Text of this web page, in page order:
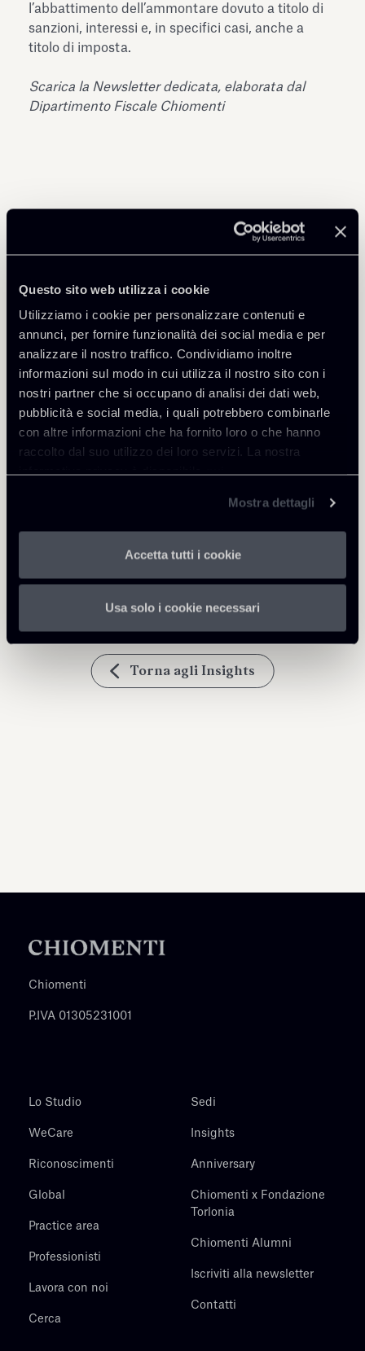
Questo sito web utilizza i cookie
Utilizziamo i cookie per personalizzare contenuti e
annunci, per fornire funzionalità dei social media e per
analizzare il nostro traffico. Condividiamo inoltre
informazioni sul modo in cui utilizza il nostro sito con i
nostri partner che si occupano di analisi dei dati web,
pubblicità e social media, i quali potrebbero combinarle
con altre informazioni che ha fornito loro o che hanno
raccolto dal suo utilizzo dei loro servizi. La nostra
informativa privacy è disponibilequi.
Mostra dettagli
Accetta tutti i cookie
Usa solo i cookie necessari
Approfondisci
Tax
Scarica Allegati
collegato-alla-Manovra-di-
Bilancio-2019_1.pdf
282 Kb
l’abbattimento dell’ammontare dovuto a titolo di
sanzioni, interessi e, in specifici casi, anche a
titolo di imposta.
Scarica la Newsletter dedicata, elaborata dal
Dipartimento Fiscale Chiomenti
Torna agli Insights
Chiomenti
P.IVA 01305231001
Lo Studio
WeCare
Riconoscimenti
Global
Practice area
Professionisti
Lavora con noi
Cerca
Sedi
Insights
Anniversary
Chiomenti x Fondazione
Torlonia
Chiomenti Alumni
Iscriviti alla newsletter
Contatti